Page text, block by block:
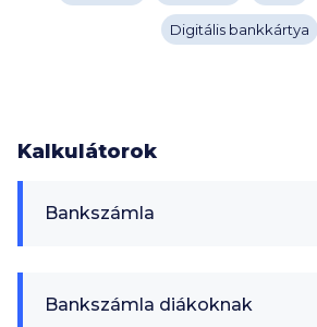
Digitális bankkártya
Kalkulátorok
Bankszámla
Bankszámla diákoknak